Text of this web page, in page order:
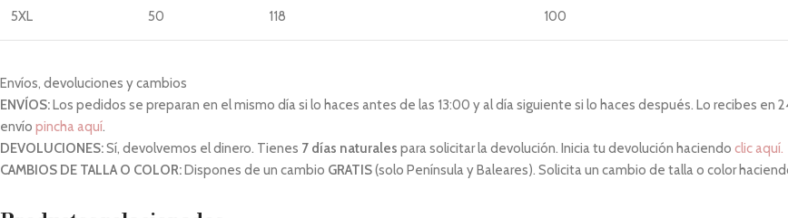
5XL 50 118 100
Envíos, devoluciones y cambios
ENVÍOS:Los pedidos se preparan en el mismo día si lo haces antes de las 13:00 y al día siguiente si lo haces después. Lo recibes en
envío pincha aquí.
DEVOLUCIONES:Sí, devolvemos el dinero. Tienes 7 días naturales para solicitar la devolución. Inicia tu devolución haciendo clic aquí.
CAMBIOS DE TALLA O COLOR:Dispones de un cambio GRATIS(solo Península y Baleares). Solicita un cambio de talla o color